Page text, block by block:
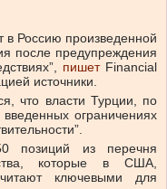
в Россию произведенной
после предупреждения
пишетFinancial
источники.
что власти Турции, по
ограничениях
позиций из перечня
которые в США,
ключевыми для